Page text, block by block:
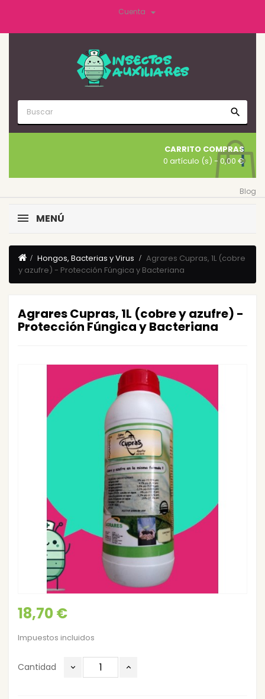
Cuenta 
search
CARRITO COMPRAS
0 artículo (s) - 0,00 €
Blog
MENÚ
Hongos, Bacterias y Virus
Agrares Cupras, 1L (cobre
y azufre) - Protección Fúngica y Bacteriana
Agrares Cupras, 1L (cobre y azufre) -
Protección Fúngica y Bacteriana
18,70 €
Impuestos incluidos
Cantidad